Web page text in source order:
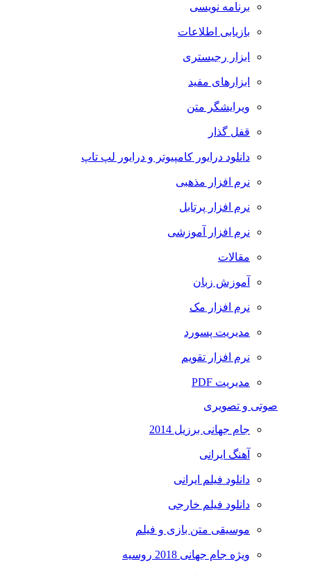
برنامه نویسی
بازیابی اطلاعات
ابزار رجیستری
ابزارهای مفید
ویرایشگر متن
قفل گذار
دانلود درایور کامپیوتر و درایور لپ تاپ
نرم افزار مذهبی
نرم افزار پرتابل
نرم افزار آموزشی
مقالات
آموزش زبان
نرم افزار مک
مدیریت پسورد
نرم افزار تقویم
مدیریت PDF
صوتی و تصویری
جام جهانی برزیل 2014
آهنگ ایرانی
دانلود فیلم ایرانی
دانلود فیلم خارجی
موسیقی متن بازی و فیلم
ویژه جام جهانی 2018 روسیه